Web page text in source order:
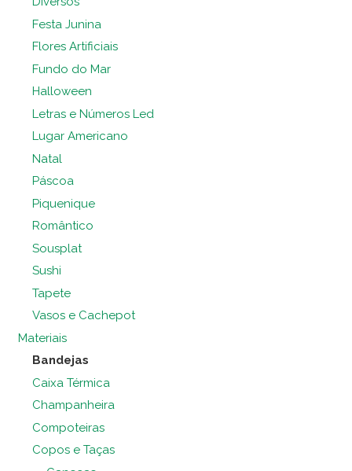
Festa Junina
Flores Artificiais
Fundo do Mar
Halloween
Letras e Números Led
Lugar Americano
Natal
Páscoa
Piquenique
Romântico
Sousplat
Sushi
Tapete
Vasos e Cachepot
Materiais
Bandejas
Caixa Térmica
Champanheira
Compoteiras
Copos e Taças